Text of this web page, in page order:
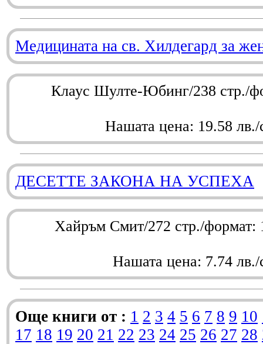
Медицината на св. Хилдегард за
Клаус Шулте-Юбинг/238 стр./
Нашата цена: 19.58 лв./
ДЕСЕТТЕ ЗАКОНА НА УСПЕХА
Хайръм Смит/272 стр./
Нашата цена: 7.74 лв./
Още книги от : 1 2 3 4 5 6 7 8 9 10
17 18 19 20 21 22 23 24 25 26 27 28